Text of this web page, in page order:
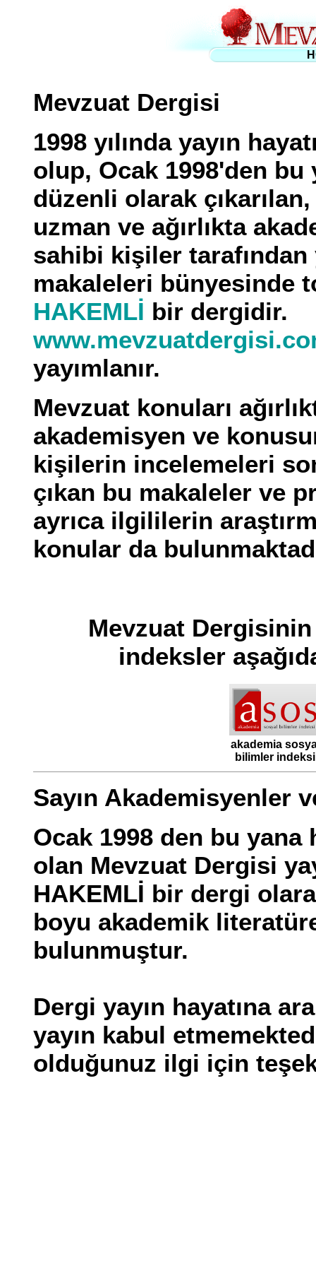
Mevzuat Dergisi
1998 yılında yayın
olup, Ocak 1998'den bu
düzenli olarak
uzman ve ağırlıkta
sahibi kişiler tarafından
makaleleri bünyesinde
HAKEMLİ bir dergidir.
yayımlanır.
Mevzuat konuları
akademisyen ve
kişilerin incelemeleri
çıkan bu makaleler ve
ayrıca ilgililerin
konular da
Mevzuat
indeksler
akademia
bilimler indeksi
Sayın Akademisyenler
Ocak 1998 den bu yana
olan Mevzuat Dergisi
HAKEMLİ bir dergi
boyu akademik
bulunmuştur.
Dergi yayın hayatına
yayın kabul
olduğunuz ilgi için